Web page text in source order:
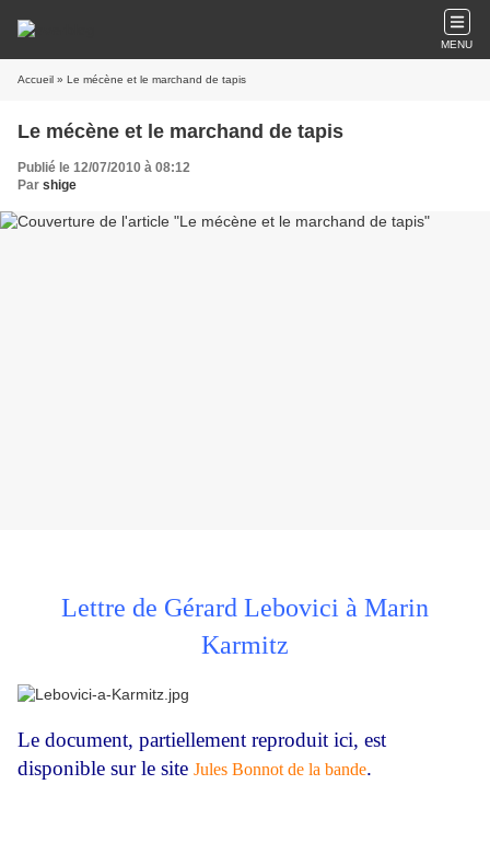
MENU
Accueil » Le mécène et le marchand de tapis
Le mécène et le marchand de tapis
Publié le 12/07/2010 à 08:12
Par shige
Lettre de Gérard Lebovici à Marin
Karmitz
Le document, partiellement reproduit ici, est
disponible sur le site Jules Bonnot de la bande.